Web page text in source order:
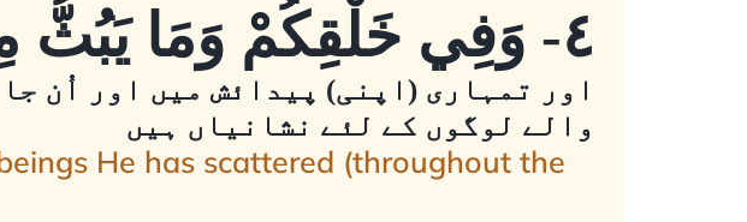
٤- وَفِي خَلْقِكُمْ وَمَا يَبُثُّ مِن دَابَّةٍ آيَاتٌ لِّقَوْمٍ يُوقِنُونَ
اور تمہاری (اپنی) پیدائش میں اور اُن
والے لوگوں کے لئے نشانیاں ہیں
He has scattered (throughout the